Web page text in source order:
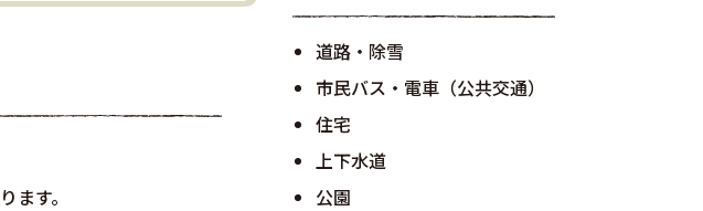
ます。
道路・除雪
市民バス・電車（公共交通）
住宅
上下水道
公園